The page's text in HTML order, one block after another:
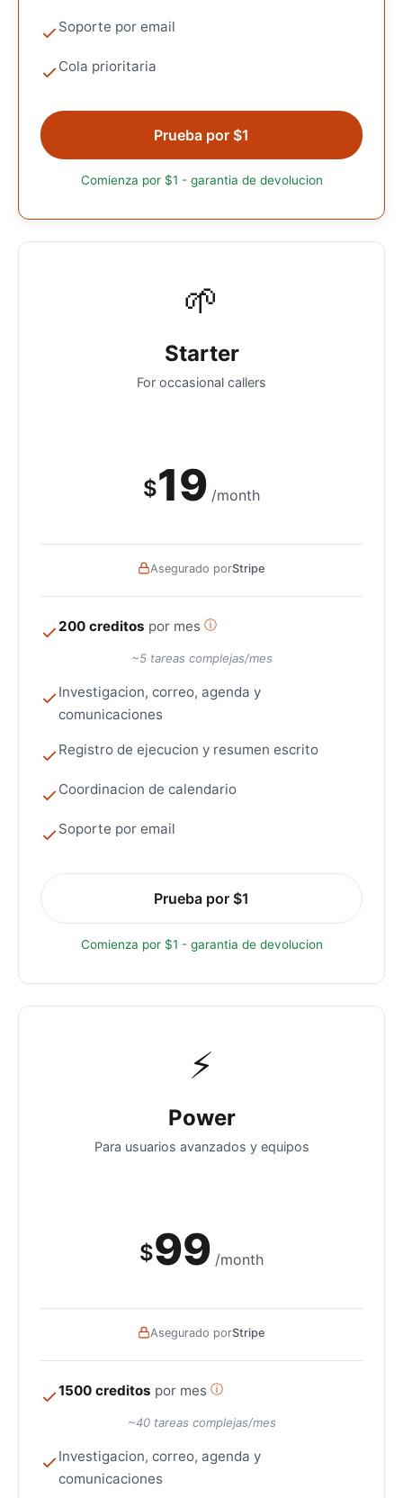
🌱
Starter
For occasional callers
$19 /month
Asegurado porStripe
200 creditos por mes ⓘ
~5 tareas complejas/mes
Investigacion, correo, agenda y
comunicaciones
Registro de ejecucion y resumen escrito
Coordinacion de calendario
Soporte por email
Prueba por $1
Comienza por $1 - garantia de devolucion
Soporte por email
Cola prioritaria
Prueba por $1
Comienza por $1 - garantia de devolucion
⚡
Power
Para usuarios avanzados y equipos
$99 /month
Asegurado porStripe
1500 creditos por mes ⓘ
~40 tareas complejas/mes
Investigacion, correo, agenda y
comunicaciones